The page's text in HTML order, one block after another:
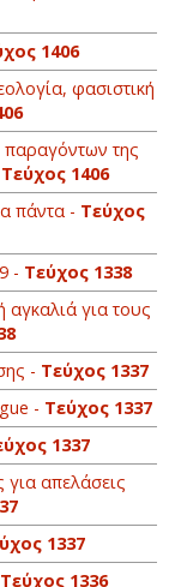
1406
φασιστική
παραγόντων της
Τεύχος 1406
πάντα - Τεύχος
- Τεύχος 1338
αγκαλιά για τους
- Τεύχος 1337
- Τεύχος 1337
1337
απελάσεις
1337
Τεύχος 1336